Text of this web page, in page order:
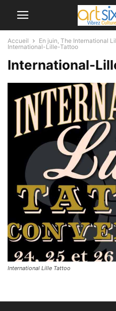
Accueil
En juin, The International
International-Lille-Tattoo
International-
International Lille Tattoo